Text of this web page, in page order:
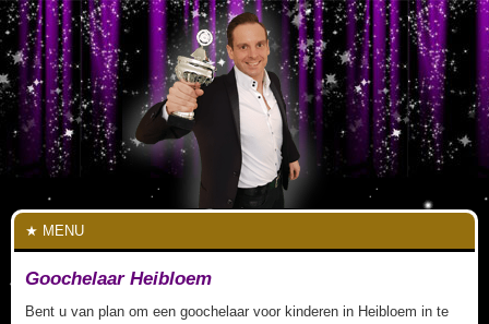
MENU
Goochelaar Heibloem
Bent u van plan om een goochelaar voor kinderen in Heibloem in te